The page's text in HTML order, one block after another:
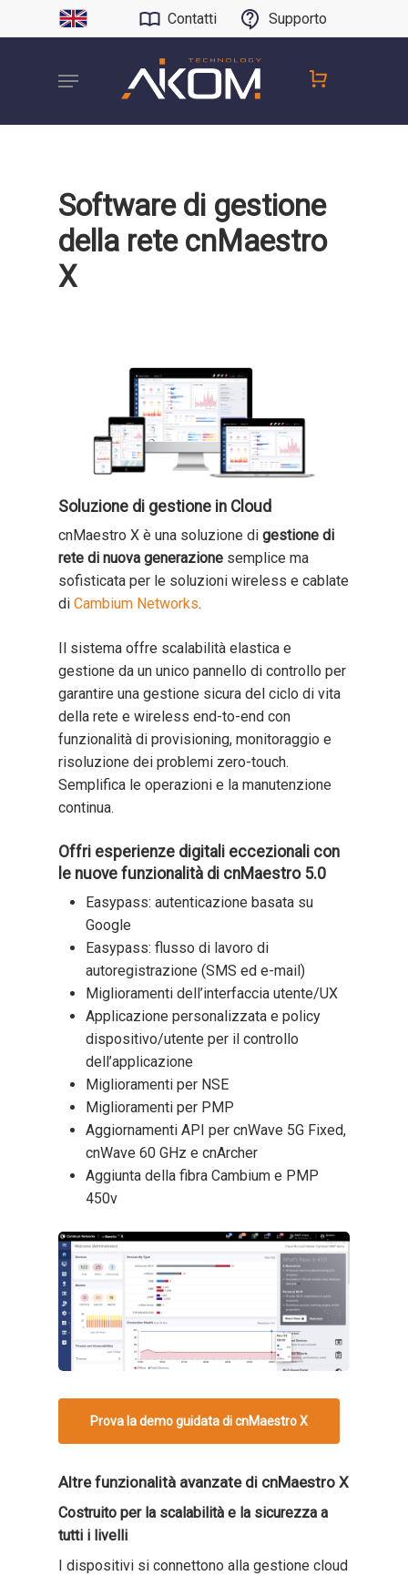
Contatti Supporto
Software di gestione
della rete cnMaestro
X
Soluzione di gestione in Cloud
cnMaestro X è una soluzione di gestione di
rete di nuova generazione semplice ma
sofisticata per le soluzioni wireless e cablate
di Cambium Networks.
Il sistema offre scalabilità elastica e
gestione da un unico pannello di controllo per
garantire una gestione sicura del ciclo di vita
della rete e wireless end-to-end con
funzionalità di provisioning, monitoraggio e
risoluzione dei problemi zero-touch.
Semplifica le operazioni e la manutenzione
continua.
Offri esperienze digitali eccezionali con
le nuove funzionalità di cnMaestro 5.0
Easypass: autenticazione basata su
Google
Easypass: flusso di lavoro di
autoregistrazione (SMS ed e-mail)
Miglioramenti dell’interfaccia utente/UX
Applicazione personalizzata e policy
dispositivo/utente per il controllo
dell’applicazione
Miglioramenti per NSE
Miglioramenti per PMP
Aggiornamenti API per cnWave 5G Fixed,
cnWave 60 GHz e cnArcher
Aggiunta della fibra Cambium e PMP
450v
Prova la demo guidata di cnMaestro X
Altre funzionalità avanzate di cnMaestro X
Costruito per la scalabilità e la sicurezza a
tutti i livelli
I dispositivi si connettono alla gestione cloud